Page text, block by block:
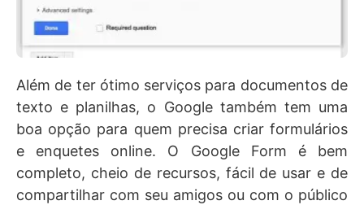
Além de ter ótimo serviços para documentos de
texto e planilhas, o Google também tem uma
boa opção para quem precisa criar formulários
e enquetes online. O Google Form é bem
completo, cheio de recursos, fácil de usar e de
compartilhar com seu amigos ou com o público